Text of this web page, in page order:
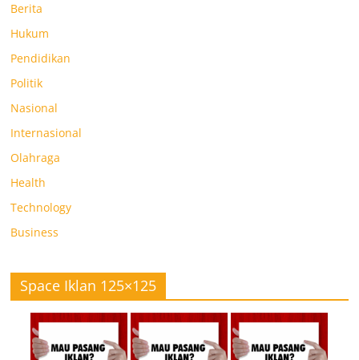
Berita
Hukum
Pendidikan
Politik
Nasional
Internasional
Olahraga
Health
Technology
Business
Space Iklan 125×125